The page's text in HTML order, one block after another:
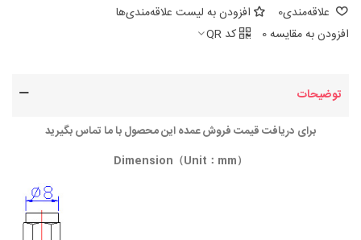
علاقه‌مندی0
افزودن به لیست علاقه‌مندی‌ها
افزودن به مقایسه0 کد QR
توضیحات
برای دریافت قیمت فروش عمده این محصول با ما تماس بگیرید
Dimension（Unit：mm）